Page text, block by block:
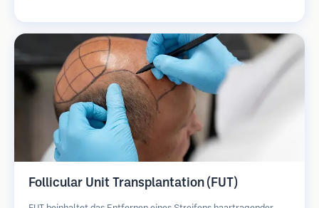
Follicular Unit Transplantation (FUT)